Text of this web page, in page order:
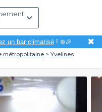
un bar climatisé! ❄️🎉 ✖
métropolitaine
Yvelines